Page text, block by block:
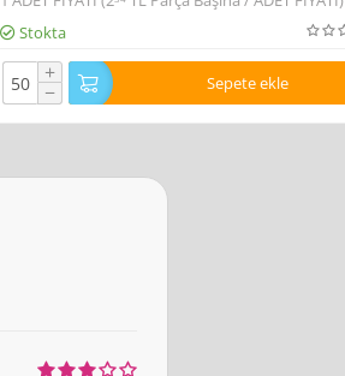
Stokta
+
− Sepete ekle